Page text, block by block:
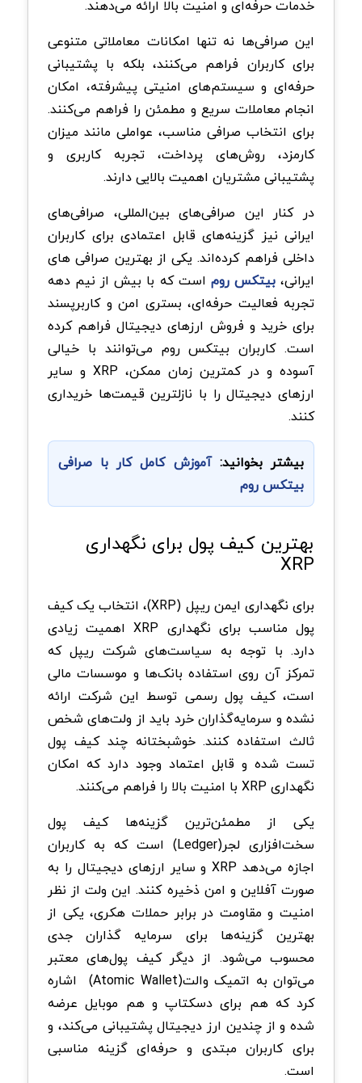
خدمات حرفه‌ای و امنیت بالا ارائه می‌دهند.
این صرافی‌ها نه تنها امکانات معاملاتی متنوعی
برای کاربران فراهم می‌کنند، بلکه با پشتیبانی
حرفه‌ای و سیستم‌های امنیتی پیشرفته، امکان
انجام معاملات سریع و مطمئن را فراهم می‌کنند.
برای انتخاب صرافی مناسب، عواملی مانند میزان
کارمزد، روش‌های پرداخت، تجربه کاربری و
پشتیبانی مشتریان اهمیت بالایی دارند.
در کنار این صرافی‌های بین‌المللی، صرافی‌های
ایرانی نیز گزینه‌های قابل اعتمادی برای کاربران
داخلی فراهم کرده‌اند. یکی از بهترین صرافی های
ایرانی،بیتکس روم است که با بیش از نیم دهه
تجربه فعالیت حرفه‌ای، بستری امن و کاربرپسند
برای خرید و فروش ارزهای دیجیتال فراهم کرده
است. کاربران بیتکس روم می‌توانند با خیالی
آسوده و در کمترین زمان ممکن، XRP و سایر
ارزهای دیجیتال را با نازلترین قیمت‌ها خریداری
کنند.
بیشتر بخوانید:آموزش کامل کار با صرافی
بیتکس روم
بهترین کیف پول برای نگهداری
XRP
برای نگهداری ایمن ریپل (XRP)، انتخاب یککیف
پول مناسب برای نگهداری XRP اهمیت زیادی
دارد. با توجه به سیاست‌های شرکت ریپل که
تمرکز آن روی استفاده بانک‌ها و موسسات مالی
است، کیف پول رسمی توسط این شرکت ارائه
نشده و سرمایه‌گذاران خرد باید از ولت‌های شخص
ثالث استفاده کنند. خوشبختانه چند کیف پول
تست شده و قابل اعتماد وجود دارد که امکان
نگهداریXRP با امنیت بالا را فراهم می‌کنند.
یکی از مطمئن‌ترین گزینه‌ها کیف پول
سخت‌افزاری لجر(Ledger) است که به کاربران
اجازه می‌دهدXRP و سایر ارزهای دیجیتال را به
صورت آفلاین و امن ذخیره کنند. این ولت از نظر
امنیت و مقاومت در برابر حملات هکری، یکی از
بهترین گزینه‌ها برای سرمایه‌ گذاران جدی
محسوب می‌شود. از دیگر کیف پول‌های معتبر
می‌توان به اتمیک والت(Atomic Wallet) اشاره
کرد که هم برای دسکتاپ و هم موبایل عرضه
شده و از چندین ارز دیجیتال پشتیبانی می‌کند، و
برای کاربران مبتدی و حرفه‌ای گزینه مناسبی
است.